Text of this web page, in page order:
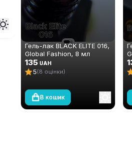
Гель-лак BLACK ELITE 016,
Global Fashion, 8 мл
135 UAH
5(8 оцінки)
В кошик